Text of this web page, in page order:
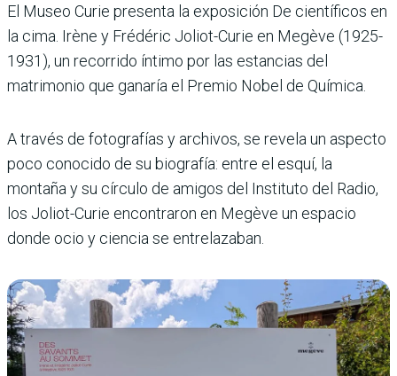
El Museo Curie presenta la exposición De científicos en
la cima. Irène y Frédéric Joliot-Curie en Megève (1925-
1931), un recorrido íntimo por las estancias del
matrimonio que ganaría el Premio Nobel de Química.
A través de fotografías y archivos, se revela un aspecto
poco conocido de su biografía: entre el esquí, la
montaña y su círculo de amigos del Instituto del Radio,
los Joliot-Curie encontraron en Megève un espacio
donde ocio y ciencia se entrelazaban.